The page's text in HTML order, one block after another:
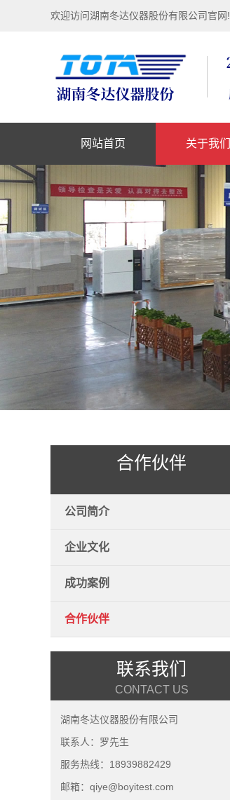
欢迎访问湖南冬达仪器股份有限公司官网!
网站首页 关于我们
合作伙伴
公司简介
企业文化
成功案例
合作伙伴
联系我们
CONTACT US
湖南冬达仪器股份有限公司
联系人：罗先生
服务热线：18939882429
邮箱：qiye@boyitest.com